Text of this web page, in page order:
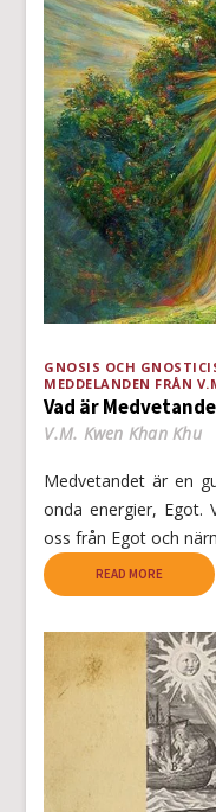
GNOSIS OCH
MEDDELANDEN FRÅN
Vad är
V.M. Kwen Khan Khu
Medvetandet är en
onda energier, Egot.
oss från Egot och
READ MORE